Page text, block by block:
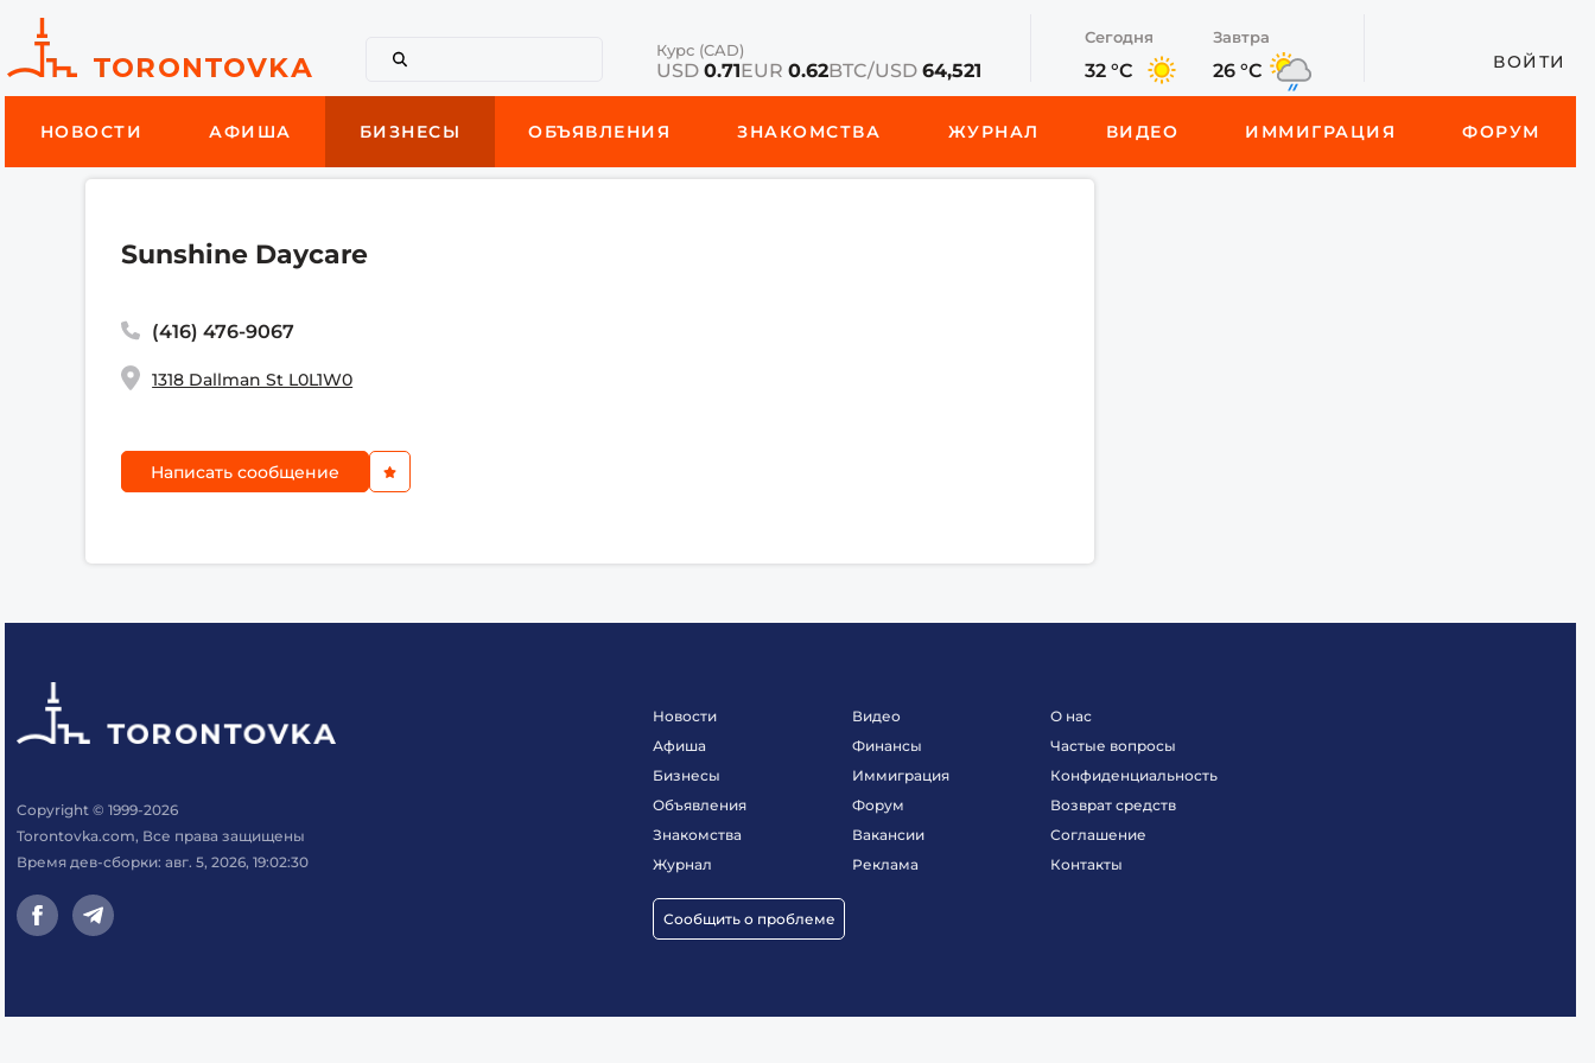
Курс (CAD)
USD 0.71EUR 0.62BTC/USD 64,521
Сегодня
32 °C
Завтра
26 °C ВОЙТИ
НОВОСТИ АФИША БИЗНЕСЫ ОБЪЯВЛЕНИЯ ЗНАКОМСТВА ЖУРНАЛ ВИДЕО ИММИГРАЦИЯ ФОРУМ
Sunshine Daycare
(416) 476-9067
1318 Dallman St L0L1W0
Написать сообщение
Copyright © 1999-2026
Torontovka.com, Все права защищены
Время дев-сборки: авг. 5, 2026, 19:02:30
Новости
Афиша
Бизнесы
Объявления
Знакомства
Журнал
Сообщить о проблеме
Видео
Финансы
Иммиграция
Форум
Вакансии
Реклама
О нас
Частые вопросы
Конфиденциальность
Возврат средств
Соглашение
Контакты